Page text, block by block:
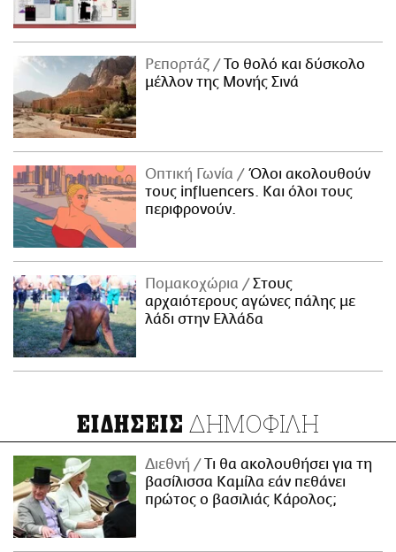
Ρεπορτάζ
Το θολό και δύσκολο
μέλλον της Μονής Σινά
Οπτική Γωνία
Όλοι ακολουθούν
τους influencers. Και όλοι τους
περιφρονούν.
Πομακοχώρια
Στους
αρχαιότερους αγώνες πάλης με
λάδι στην Ελλάδα
ΕΙΔΗΣΕΙΣ ΔΗΜΟΦΙΛΗ
Διεθνή
Τι θα ακολουθήσει για τη
βασίλισσα Καμίλα εάν πεθάνει
πρώτος ο βασιλιάς Κάρολος;